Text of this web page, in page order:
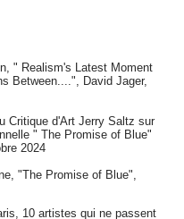
" Realism's Latest Moment
Between....", David Jager,
Critique d'Art Jerry Saltz sur
" The Promise of Blue"
2024
"The Promise of Blue",
10 artistes qui ne passent